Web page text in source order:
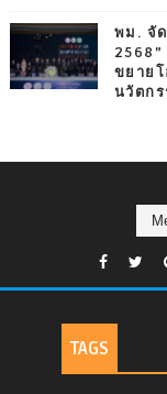
พม. จั
ขยาย
นวัตก
TAGS